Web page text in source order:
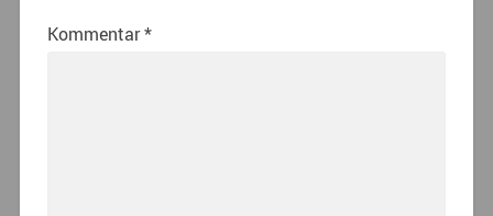
Kommentar*